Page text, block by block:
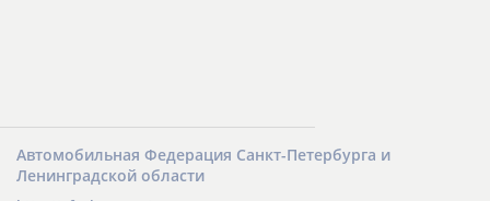
Автомобильная Федерация Санкт-Петербурга и
Ленинградской области